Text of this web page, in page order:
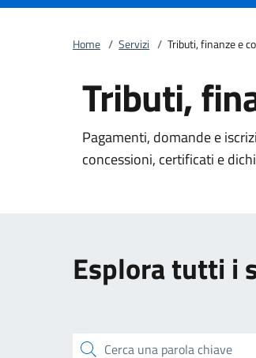
Home / Servizi / Tributi, finanze e
Tributi,
Pagamenti, domande e
concessioni, certificati e
Esplora tutti i
Cerca una parola chiave